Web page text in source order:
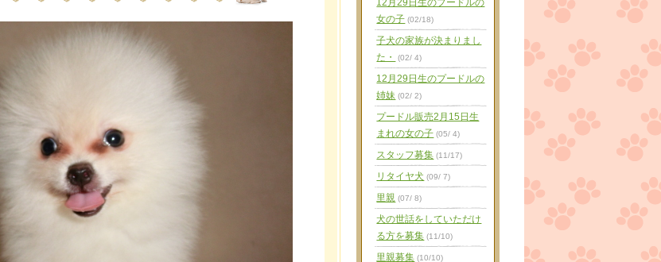
12月29日生のプードルの
女の子 (02/18)
子犬の家族が決まりまし
た・
(02/ 4)
12月29日生のプードルの
姉妹 (02/ 2)
プードル販売2月15日生
まれの女の子 (05/ 4)
スタッフ募集 (11/17)
リタイヤ犬 (09/ 7)
里親 (07/ 8)
犬の世話をしていただけ
る方を募集 (11/10)
里親募集 (10/10)